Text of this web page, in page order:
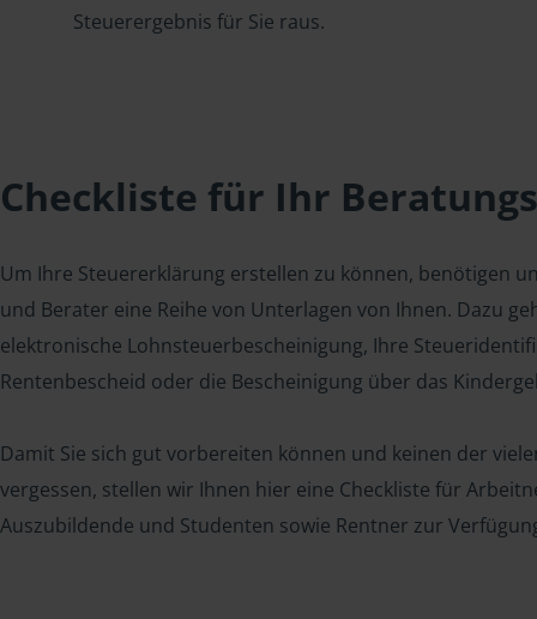
Steuerergebnis für Sie raus.
Checkliste für Ihr
Um Ihre Steuererklärung erstellen zu können, benötigen
und Berater eine Reihe von Unterlagen von Ihnen. Dazu
elektronische Lohnsteuerbescheinigung, Ihre
Rentenbescheid oder die Bescheinigung über das
Damit Sie sich gut vorbereiten können und keinen der
vergessen, stellen wir Ihnen hier eine Checkliste für
Auszubildende und Studenten sowie Rentner zur